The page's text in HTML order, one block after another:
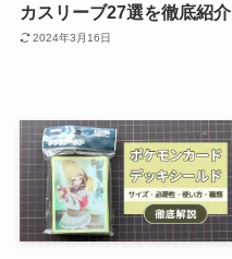
カスリーブ27選を徹底紹介
2024年3月16日